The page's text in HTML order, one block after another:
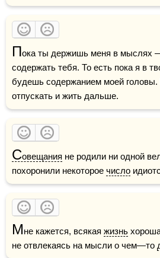
Пока ты держишь меня в мыслях
содержать тебя. То есть пока я в
будешь содержанием моей
отпускать и жить дальше.
Совещания не родили ни одной
похоронили некоторое число
Мне кажется, всякая жизнь
не отвлекаясь на мысли о чем—то